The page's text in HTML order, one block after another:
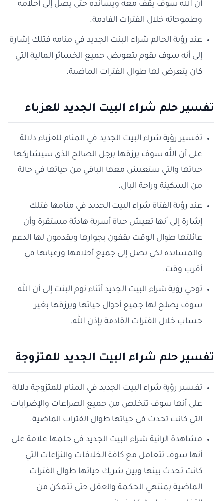
أن الله سوف يقف معه ويسانده حتى يصل إلى أحلامه
وطموحاته خلال الفترات القادمة.
عند رؤية الحالم شراء البنت الجديد في منامه فتلك إشارة
إلى أنه سوف يقوم بتعويض جميع الخسائر المالية التي
كان يتعرض لها طوال الفترات الماضية.
تفسير حلم شراء البيت الجديد للعزباء
تفسير رؤية شراء البيت الجديد في المنام للعزباء دلالة
على أن الله سوف يرزقها برجل الصالح الذي سيشاركها
حياتها والتي ستعيش معها الباقي من حياتها في حالة
من السكينة وراحة البال.
عند رؤية الفتاة شراء البيت الجديد في منامها فتلك
إشارة إلى أنها تعيش حياة أسرية هادئة مستقرة وأن
عائلتها طوال الوقت يقفون بجوارها ويقدمون لها الدعم
والمساندة لكي تصل إلى جميع أحلامها ورغباتها في
أقرب وقت.
توحي رؤية شراء البيت الجديد أثناء نوم البنت إلى أن الله
سوف يصلح لها جميع أحوال حياتها ويرزقها بغير
حساب خلال الفترات القادمة بإذن الله.
تفسير حلم شراء البيت الجديد للمتزوجة
تفسير رؤية شراء البيت الجديد في المنام للمتزوجة دلالة
على أنها سوف تتخلص من جميع الصراعات والإضرابات
التي كانت تحدث في حياتها طوال الفترات الماضية.
مشاهدة الرائية شراء البيت الجديد في حلمها علامة على
أنها سوف تتعامل مع كافة الخلافات والنزاعات التي
كانت تحدث بينها وبين شريك حياتها طوال الفترات
الماضية بمنتهي الحكمة والعقل حتى تتمكن من